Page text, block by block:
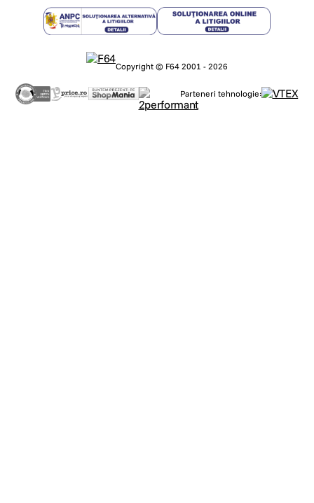
Copyright © F64 2001 - 2026
Parteneri tehnologie: